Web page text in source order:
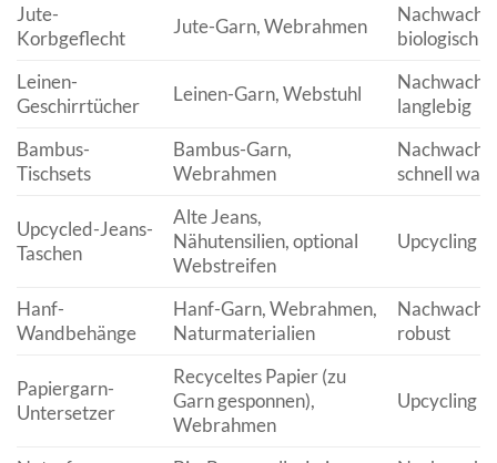
Jute-
Korbgeflecht
Jute-Garn, Webrahmen
biologisch
Leinen-
Geschirrtücher
Leinen-Garn, Webstuhl
langlebig
Bambus-
Tischsets
Bambus-Garn,
Webrahmen
schnell
Upcycled-Jeans-
Taschen
Alte Jeans,
Nähutensilien, optional
Webstreifen
Upcycling
Hanf-
Wandbehänge
Hanf-Garn, Webrahmen,
Naturmaterialien
robust
Papiergarn-
Untersetzer
Recyceltes Papier (zu
Garn gesponnen),
Webrahmen
Upcycling